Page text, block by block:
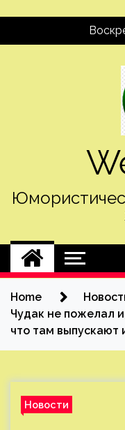
Home
Чудак не пожелал
что там выпускают
Новости